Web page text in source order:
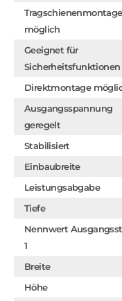
Tragschienenmontage
möglich
Geeignet für
Sicherheitsfunktionen
Direktmontage
Ausgangsspannung
geregelt
Stabilisiert
Einbaubreite
Leistungsabgabe
Tiefe
Nennwert
1
Breite
Höhe